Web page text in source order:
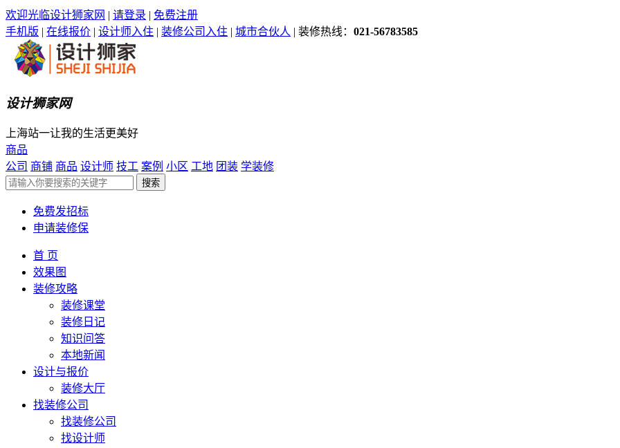
欢迎光临设计狮家网 | 请登录 | 免费注册
手机版 | 在线报价 | 设计师入住 | 装修公司入住 | 城市合伙人 | 装修热线： 021-56783585
设计狮家网
上海站一让我的生活更美好
商品
公司 商铺 商品 设计师 技工 案例 小区 工地 团装 学装修
免费发招标
申请装修保
首 页
效果图
装修攻略
装修课堂
装修日记
知识问答
本地新闻
设计与报价
装修大厅
找装修公司
找装修公司
找设计师